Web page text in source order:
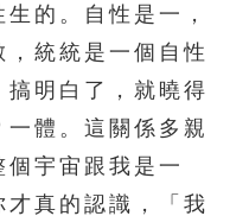
514 515
519 520
524 525
的。自性是一，
統統是一個自性
明白了，就曉得
體。這關係多親
宇宙跟我是一
真的認識，「我